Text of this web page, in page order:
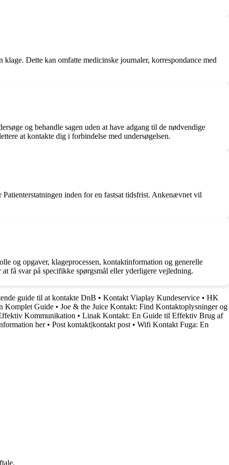
Dette kan omfatte medicinske journaler, korrespondance med
og behandle sagen uden at have adgang til de nødvendige
at kontakte dig i forbindelse med undersøgelsen.
inden for en fastsat tidsfrist. Ankenævnet vil
og opgaver, klageprocessen, kontaktinformation og generelle
få svar på specifikke spørgsmål eller yderligere vejledning.
guide til at kontakte DnB • Kontakt Viaplay Kundeservice • HK
Komplet Guide • Joe & the Juice Kontakt: Find Kontaktoplysninger og
Kommunikation • Linak Kontakt: En Guide til Effektiv Brug af
her• Post kontakt|kontakt post • Wifi Kontakt Fuga: En